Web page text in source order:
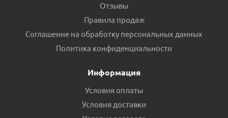
Отзывы
Правила продаж
Соглашение на обработку персональных данных
Политика конфиденциальности
Информация
Условия оплаты
Условия доставки